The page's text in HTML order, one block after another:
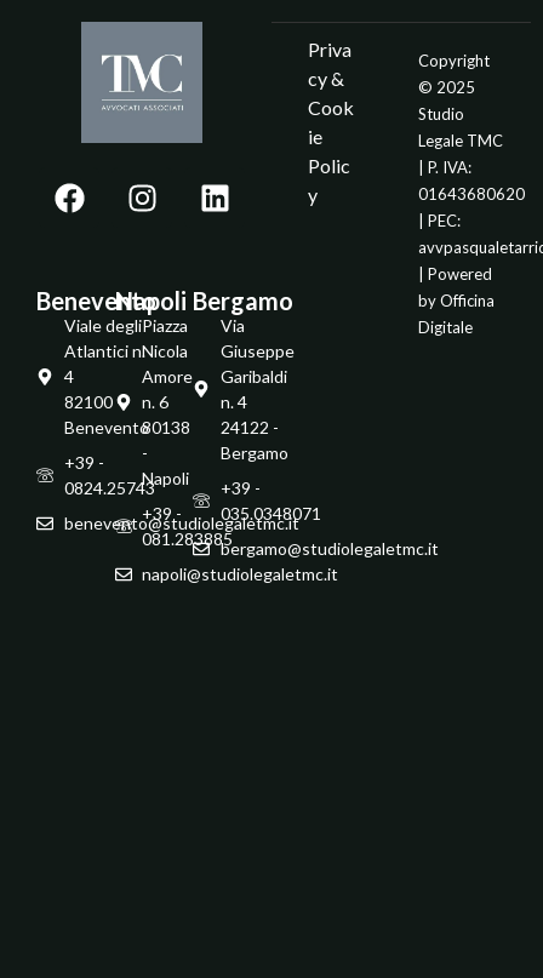
Benevento
Viale degli
Atlantici n.
4
82100 -
Benevento
+39 -
0824.25743
benevento@studiolegaletmc.it
Napoli
Piazza
Nicola
Amore
n. 6
80138
-
Napoli
+39 -
081.283885
napoli@studiolegaletmc.it
Bergamo
Via
Giuseppe
Garibaldi
n. 4
24122 -
Bergamo
+39 -
035.0348071
bergamo@studiolegaletmc.it
Priva
cy &
Cook
ie
Polic
y
Copyright
© 2025
Studio
Legale TMC
| P. IVA:
01643680620
| PEC:
| Powered
byOfficina
Digitale